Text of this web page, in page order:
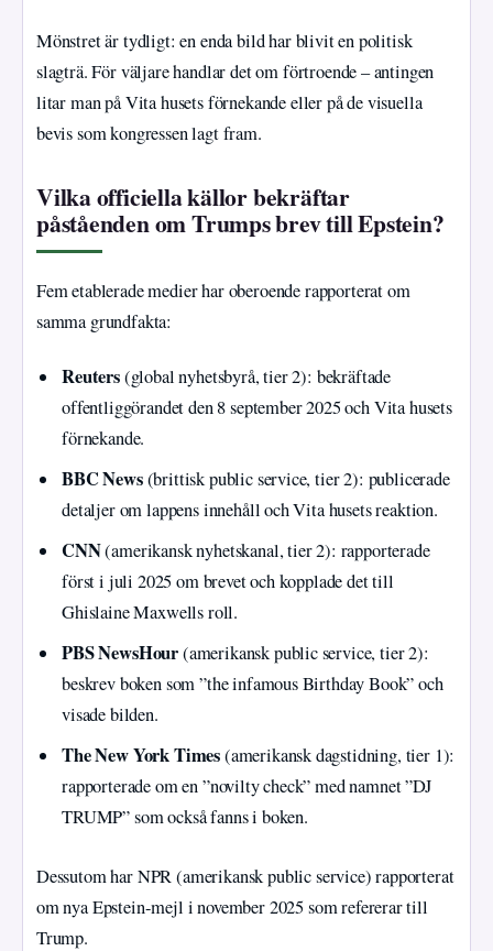
Mönstret är tydligt: en enda bild har blivit en politisk
slagträ. För väljare handlar det om förtroende – antingen
litar man på Vita husets förnekande eller på de visuella
bevis som kongressen lagt fram.
Vilka officiella källor bekräftar
påståenden om Trumps brev till Epstein?
Fem etablerade medier har oberoende rapporterat om
samma grundfakta:
Reuters(global nyhetsbyrå, tier 2): bekräftade
offentliggörandet den 8 september 2025 och Vita husets
förnekande.
BBC News(brittisk public service, tier 2): publicerade
detaljer om lappens innehåll och Vita husets reaktion.
CNN(amerikansk nyhetskanal, tier 2): rapporterade
först i juli 2025 om brevet och kopplade det till
Ghislaine Maxwells roll.
PBS NewsHour(amerikansk public service, tier 2):
beskrev boken som ”the infamous Birthday Book” och
visade bilden.
The New York Times(amerikansk dagstidning, tier 1):
rapporterade om en ”novilty check” med namnet ”DJ
TRUMP” som också fanns i boken.
Dessutom har NPR (amerikansk public service) rapporterat
om nya Epstein-mejl i november 2025 som refererar till
Trump.